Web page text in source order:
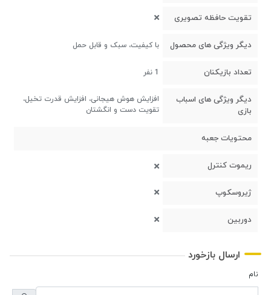
تقویت حافظه تصویری
دیگر ویژگی های محصول با کیفیت، سبک و قابل حمل
تعداد بازیکنان 1 نفر
دیگر ویژگی های اسباب
بازی
افزایش هوش هیجانی، افزایش قدرت تخیل،
تقویت دست و انگشتان
محتویات جعبه
ریموت کنترل
ژیروسکوپ
دوربین
ارسال بازخورد
نام